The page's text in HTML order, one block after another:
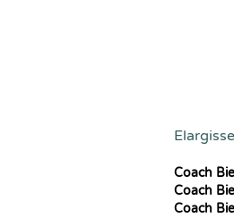
Coach
Coach
Coach